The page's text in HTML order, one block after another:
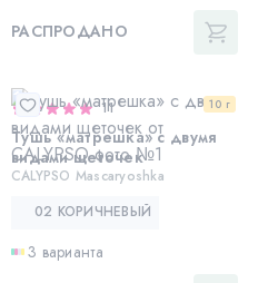
РАСПРОДАНО
10 г
11
Тушь «матрешка» с двумя
видами щеточек
CALYPSO Mascaryoshka
02 КОРИЧНЕВЫЙ
3 варианта